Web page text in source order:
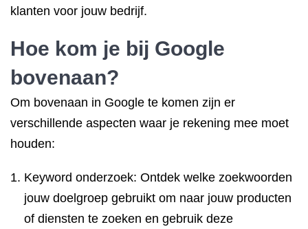
klanten voor jouw bedrijf.
Hoe kom je bij Google
bovenaan?
Om bovenaan in Google te komen zijn er
verschillende aspecten waar je rekening mee moet
houden:
Keyword onderzoek: Ontdek welke zoekwoorden
jouw doelgroep gebruikt om naar jouw producten
of diensten te zoeken en gebruik deze